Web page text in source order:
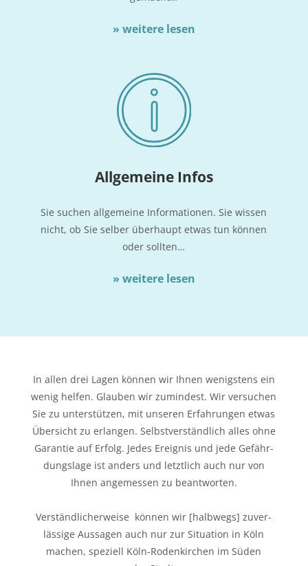
» wei­te­re lesen
All­ge­mei­ne Infos
Sie suchen all­ge­mei­ne Infor­ma­tio­nen. Sie wis­sen
nicht, ob Sie sel­ber über­haupt etwas tun kön­nen
oder sollten…
» wei­te­re lesen
In allen drei Lagen kön­nen wir Ihnen wenigs­tens ein
wenig hel­fen. Glau­ben wir zumin­dest. Wir ver­su­chen
Sie zu unter­stüt­zen, mit unse­ren Erfah­run­gen etwas
Über­sicht zu erlan­gen. Selbst­ver­ständ­lich alles ohne
Garan­tie auf Erfolg. Jedes Ereig­nis und jede Gefähr­
dungs­la­ge ist anders und letzt­lich auch nur von
Ihnen ange­mes­sen zu beantworten.
Ver­ständ­li­cher­wei­se kön­nen wir [halb­wegs] zuver­
läs­si­ge Aus­sa­gen auch nur zur Situa­ti­on in Köln
machen, spe­zi­ell Köln-Roden­kir­chen im Süden